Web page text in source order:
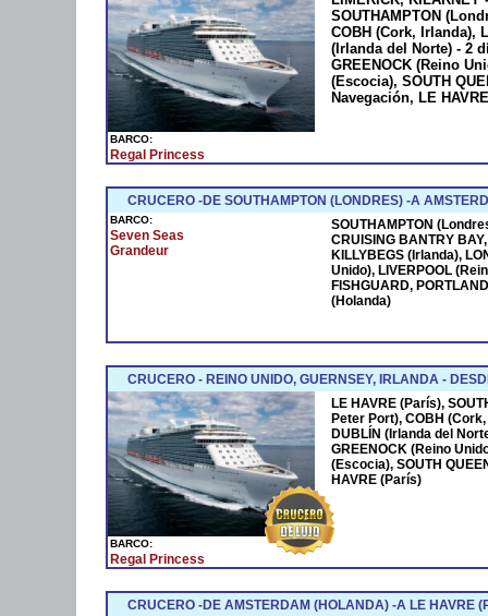
BARCO:
Regal Princess
SOUTHAMPTON
COBH (Cork, Irlanda),
(Irlanda del Norte) - 2
GREENOCK (Reino
(Escocia), SOUTH
Navegación, LE
CRUCERO -DE SOUTHAMPTON (LONDRES) -A
BARCO:
Seven Seas
Grandeur
SOUTHAMPTON
CRUISING BANTRY
KILLYBEGS (Irlanda),
Unido), LIVERPOOL
FISHGUARD,
(Holanda)
CRUCERO - REINO UNIDO, GUERNSEY, IRLANDA -
BARCO:
Regal Princess
LE HAVRE (París),
Peter Port), COBH
DUBLÍN (Irlanda del
GREENOCK (Reino
(Escocia), SOUTH
HAVRE (París)
CRUCERO -DE AMSTERDAM (HOLANDA) -A LE HAVRE